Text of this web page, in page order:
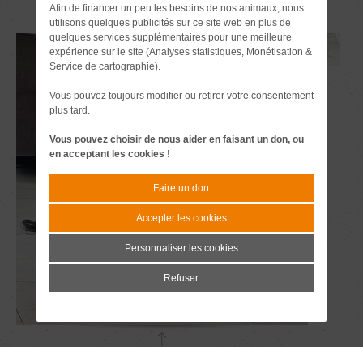
Afin de financer un peu les besoins de nos animaux, nous
utilisons quelques publicités sur ce site web en plus de
quelques services supplémentaires pour une meilleure
expérience sur le site (Analyses statistiques, Monétisation &
Service de cartographie).
Vous pouvez toujours modifier ou retirer votre consentement
plus tard.
Vous pouvez choisir de nous aider en faisant un don, ou
en acceptant les cookies !
Faire un don
Accepter les cookies
Personnaliser les cookies
Refuser